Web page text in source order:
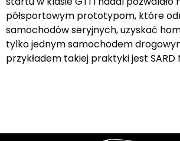
półsportowym prototypom, które
samochodów seryjnych, uzyskać
tylko jednym samochodem
przykładem takiej praktyki jest SARD